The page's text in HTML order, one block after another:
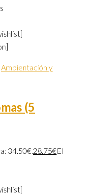
Ambientación y
(5
34.50€.28.75€El